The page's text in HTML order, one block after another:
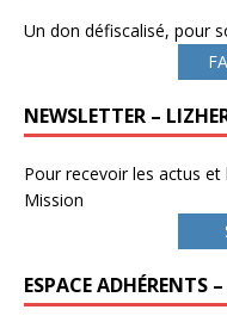
Un don défiscalisé, pour
NEWSLETTER –
Pour recevoir les actus
Mission
ESPACE ADHÉRENTS